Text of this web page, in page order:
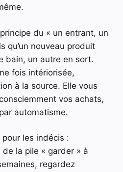
du « un entrant, un
qu’un nouveau produit
bain, un autre en sort.
fois intériorisée,
à la source. Elle vous
vos achats,
automatisme.
les indécis :
la pile « garder » à
regardez